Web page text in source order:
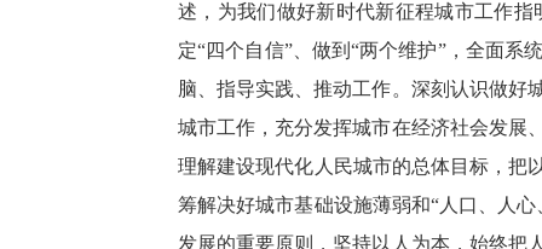
述，为我们做好新时代新征程城市工作
定“四个自信”、做到“两个维护”，全面
脑、指导实践、推动工作。深刻认识做好
城市工作，充分发挥城市在经济社会发展
理解建设现代化人民城市的总体目标，把
筹解决好城市基础设施薄弱和“人口、人
发展的重要原则，坚持以人为本，始终把